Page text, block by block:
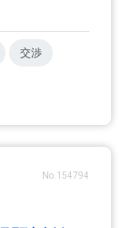
交渉
No.154794